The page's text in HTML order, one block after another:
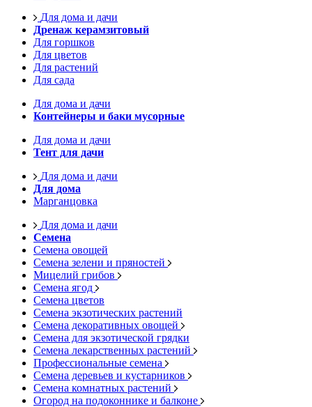
Для дома и дачи
Дренаж керамзитовый
Для горшков
Для цветов
Для растений
Для сада
Для дома и дачи
Контейнеры и баки мусорные
Для дома и дачи
Тент для дачи
Для дома и дачи
Для дома
Марганцовка
Для дома и дачи
Семена
Семена овощей
Семена зелени и пряностей
Мицелий грибов
Семена ягод
Семена цветов
Семена экзотических растений
Семена декоративных овощей
Семена для экзотической грядки
Семена лекарственных растений
Профессиональные семена
Семена деревьев и кустарников
Семена комнатных растений
Огород на подоконнике и балконе